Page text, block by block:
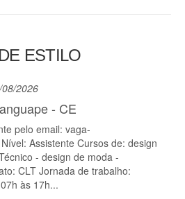
ESTILO
2026
- CE
pelo email: vaga-
Nível: Assistente Cursos de: design
- design de moda -
CLT Jornada de trabalho:
às 17h...